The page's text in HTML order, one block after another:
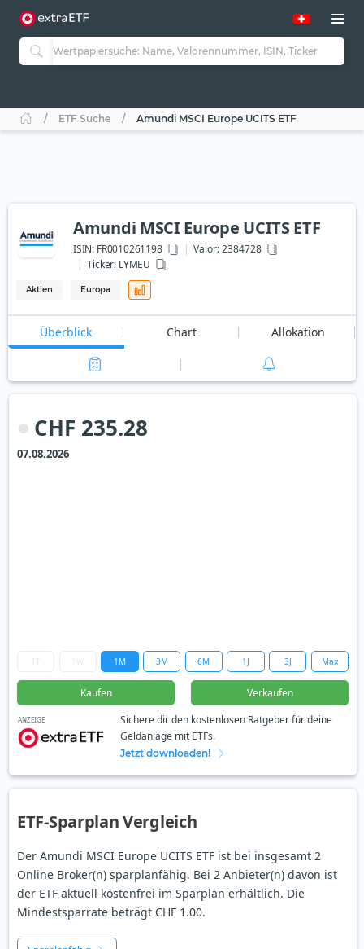
ETF Suche Amundi MSCI Europe UCITS ETF
Amundi MSCI Europe UCITS ETF
ISIN: FR0010261198
Valor: 2384728
Ticker: LYMEU
Aktien Europa
Überblick Chart Allokation
CHF 235.28
07.08.2026
1M 3M 6M 1J 3J Max
Kaufen Verkaufen
ANZEIGE
Sichere dir den kostenlosen Ratgeber für deine
Geldanlage mit ETFs.
Jetzt downloaden!
ETF-Sparplan Vergleich
Der Amundi MSCI Europe UCITS ETF ist bei insgesamt 2
Online Broker(n) sparplanfähig. Bei 2 Anbieter(n) davon ist
der ETF aktuell kostenfrei im Sparplan erhältlich. Die
Mindestsparrate beträgt CHF 1.00.